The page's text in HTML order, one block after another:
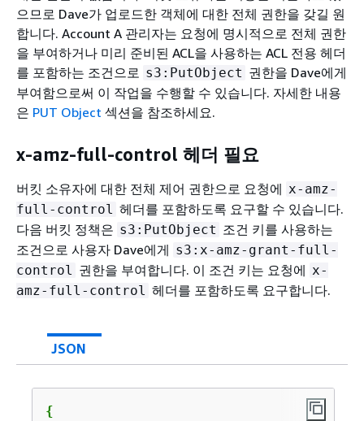
으므로 Dave가 업로드한 객체에 대한 전체 권한을 갖길 원
합니다. Account A 관리자는 요청에 명시적으로 전체 권한
을 부여하거나 미리 준비된 ACL을 사용하는 ACL 전용 헤더
를 포함하는 조건으로 s3:PutObject 권한을 Dave에게
부여함으로써 이 작업을 수행할 수 있습니다. 자세한 내용
은 PUT Object 섹션을 참조하세요.
x-amz-full-control 헤더 필요
버킷 소유자에 대한 전체 제어 권한으로 요청에 x-amz-
full-control 헤더를 포함하도록 요구할 수 있습니다.
다음 버킷 정책은 s3:PutObject 조건 키를 사용하는
조건으로 사용자 Dave에게 s3:x-amz-grant-full-
control
권한을 부여합니다. 이 조건 키는 요청에 x-
amz-full-control 헤더를 포함하도록 요구합니다.
JSON
{